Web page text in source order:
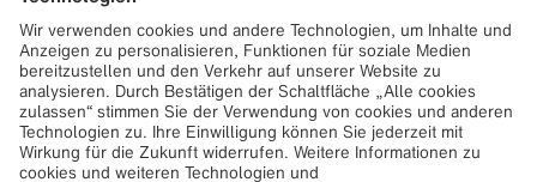
Seit Juli 2017 gibt es ein digitales Handbuchportal für
verschiedene Produkte, um den Druck von Handbüchern
zu reduzieren.
Gesundheit und Sicherheit
Brainlab betreibt ein selbst entworfenes Fitnessstudio für